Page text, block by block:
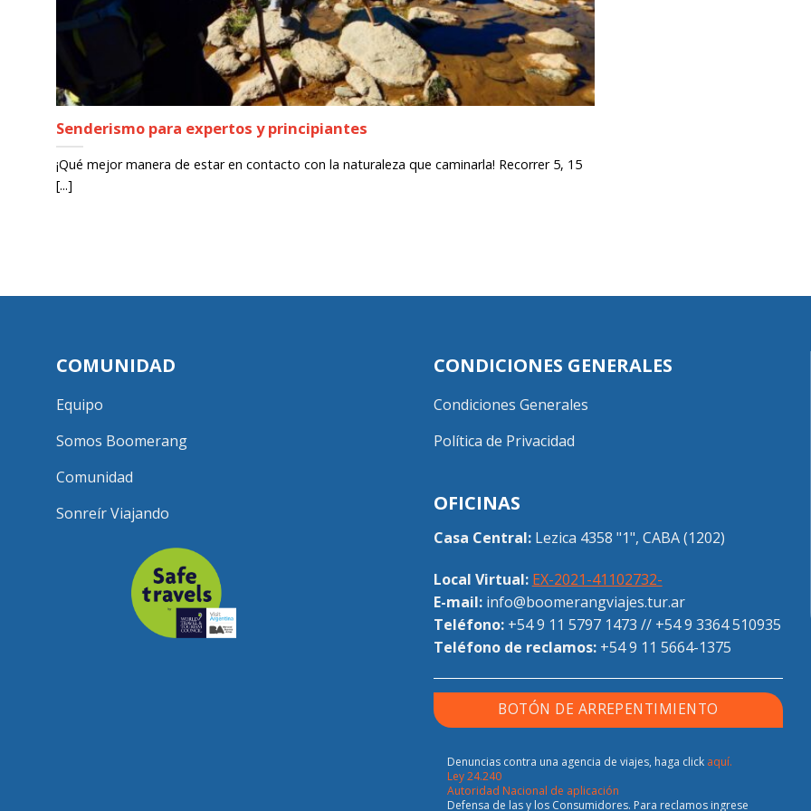
Senderismo para expertos y principiantes
¡Qué mejor manera de estar en contacto con la naturaleza que caminarla! Recorrer 5, 15
[...]
COMUNIDAD
Equipo
Somos Boomerang
Comunidad
Sonreír Viajando
CONDICIONES GENERALES
Condiciones Generales
Política de Privacidad
OFICINAS
Casa Central:Lezica 4358 "1", CABA (1202)
Local Virtual: EX-2021-41102732-
E-mail:info@boomerangviajes.tur.ar
Teléfono: +54 9 11 5797 1473 // +54 9 3364 510935
Teléfono de reclamos: +54 9 11 5664-1375
BOTÓN DE ARREPENTIMIENTO
Denuncias contra una agencia de viajes, haga click aquí.
Ley 24.240
Autoridad Nacional de aplicación
Defensa de las y los Consumidores. Para reclamos ingrese